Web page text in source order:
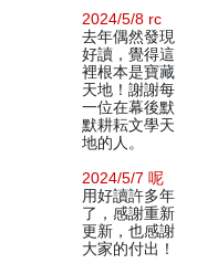
2024/5/8 rc
去年偶然發現
好讀，覺得這
裡根本是寶藏
天地！謝謝每
一位在幕後默
默耕耘文學天
地的人。
2024/5/7 呢
用好讀許多年
了，感謝重新
更新，也感謝
大家的付出！